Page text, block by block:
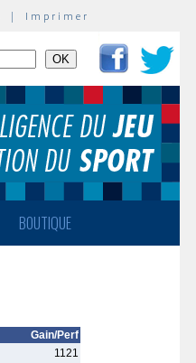
| Imprimer
BOUTIQUE
Gain/Perf
1121